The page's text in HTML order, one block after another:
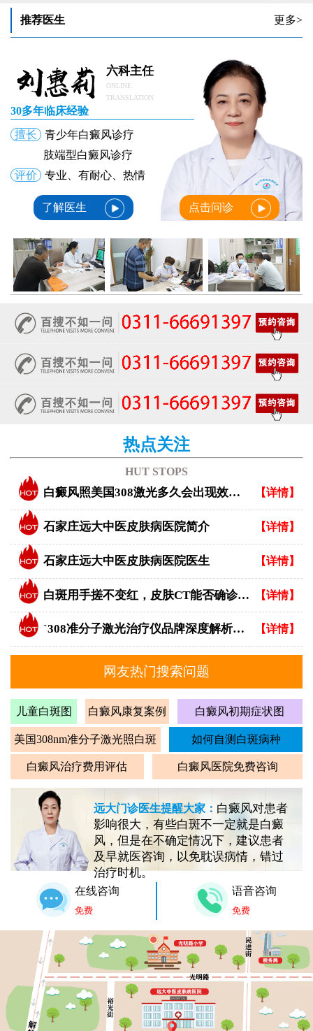
推荐医生 更多>
六科主任
ONLINE
TRANSLATION
30多年临床经验
擅长
青少年白癜风诊疗
肢端型白癜风诊疗
评价
专业、有耐心、热情
了解医生 点击问诊
热点关注
HUT STOPS
白癜风照美国308激光多久会出现效果？ 【详情】
石家庄远大中医皮肤病医院简介 【详情】
石家庄远大中医皮肤病医院医生 【详情】
白斑用手搓不变红，皮肤CT能否确诊白癜风？ 【详情】
`308准分子激光治疗仪品牌深度解析：专业视角下的优选指南` 【详情】
网友热门搜索问题
儿童白斑图 白癜风康复案例 白癜风初期症状图
美国308nm准分子激光照白斑 如何自测白斑病种
白癜风治疗费用评估 白癜风医院免费咨询
远大门诊医生提醒大家： 白癜风对患者
影响很大，有些白斑不一定就是白癜
风，但是在不确定情况下，建议患者
及早就医咨询，以免耽误病情，错过
治疗时机。
在线咨询
免费
语音咨询
免费